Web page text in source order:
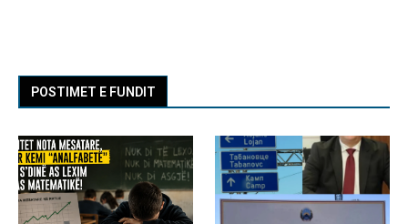
POSTIMET E FUNDIT